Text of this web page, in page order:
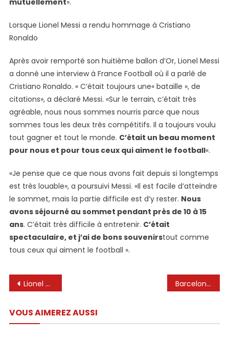
mutuellement».
Lorsque Lionel Messi a rendu hommage à Cristiano
Ronaldo
Après avoir remporté son huitième ballon d’Or, Lionel Messi
a donné une interview à France Football où il a parlé de
Cristiano Ronaldo. « C’était toujours une« bataille », de
citations», a déclaré Messi. «Sur le terrain, c’était très
agréable, nous nous sommes nourris parce que nous
sommes tous les deux très compétitifs. Il a toujours voulu
tout gagner et tout le monde. C’était un beau moment
pour nous et pour tous ceux qui aiment le football«.
«Je pense que ce que nous avons fait depuis si longtemps
est très louable», a poursuivi Messi. «Il est facile d’atteindre
le sommet, mais la partie difficile est d’y rester. Nous
avons séjourné au sommet pendant près de 10 à 15
ans. C’était très difficile à entretenir. C’était
spectaculaire, et j’ai de bons souvenirstout comme
tous ceux qui aiment le football ».
Navigation
l’article
Lionel Scaloni discute de l’apparition possible de la Coupe du monde en 2026 de Lionel Messi avec l’Argentine Barcelone Star Leading Lionel Messi & Neymar dans les statistiques UCL
VOUS AIMEREZ AUSSI